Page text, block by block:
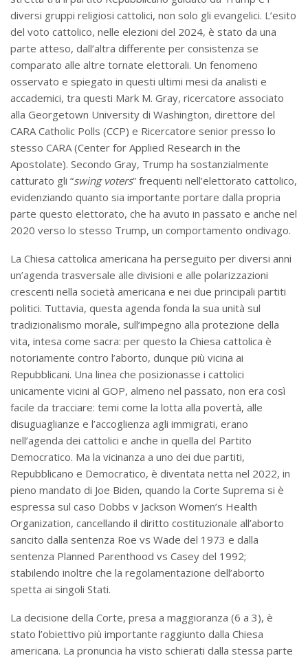
diversi gruppi religiosi cattolici, non solo gli evangelici. L’esito
del voto cattolico, nelle elezioni del 2024, è stato da una
parte atteso, dall’altra differente per consistenza se
comparato alle altre tornate elettorali. Un fenomeno
osservato e spiegato in questi ultimi mesi da analisti e
accademici, tra questi Mark M. Gray, ricercatore associato
alla Georgetown University di Washington, direttore del
CARA Catholic Polls (CCP) e Ricercatore senior presso lo
stesso CARA (Center for Applied Research in the
Apostolate). Secondo Gray, Trump ha sostanzialmente
catturato gli “swing voters” frequenti nell’elettorato cattolico,
evidenziando quanto sia importante portare dalla propria
parte questo elettorato, che ha avuto in passato e anche nel
2020 verso lo stesso Trump, un comportamento ondivago.
La Chiesa cattolica americana ha perseguito per diversi anni
un’agenda trasversale alle divisioni e alle polarizzazioni
crescenti nella società americana e nei due principali partiti
politici. Tuttavia, questa agenda fonda la sua unità sul
tradizionalismo morale, sull’impegno alla protezione della
vita, intesa come sacra: per questo la Chiesa cattolica è
notoriamente contro l’aborto, dunque più vicina ai
Repubblicani. Una linea che posizionasse i cattolici
unicamente vicini al GOP, almeno nel passato, non era così
facile da tracciare: temi come la lotta alla povertà, alle
disuguaglianze e l’accoglienza agli immigrati, erano
nell’agenda dei cattolici e anche in quella del Partito
Democratico. Ma la vicinanza a uno dei due partiti,
Repubblicano e Democratico, è diventata netta nel 2022, in
pieno mandato di Joe Biden, quando la Corte Suprema si è
espressa sul caso Dobbs v Jackson Women’s Health
Organization, cancellando il diritto costituzionale all’aborto
sancito dalla sentenza Roe vs Wade del 1973 e dalla
sentenza Planned Parenthood vs Casey del 1992;
stabilendo inoltre che la regolamentazione dell’aborto
spetta ai singoli Stati.
La decisione della Corte, presa a maggioranza (6 a 3), è
stato l’obiettivo più importante raggiunto dalla Chiesa
americana. La pronuncia ha visto schierati dalla stessa parte